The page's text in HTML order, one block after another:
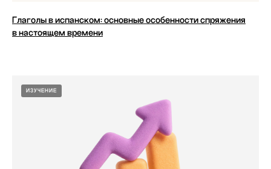
Глаголы в испанском: основные особенности спряжения
в настоящем времени
ИЗУЧЕНИЕ